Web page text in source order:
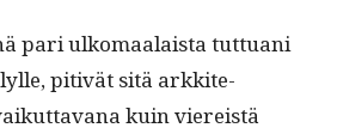
pari ulko­maalaista tut­tuani
pitivät sitä arkkite­
kuin viereistä